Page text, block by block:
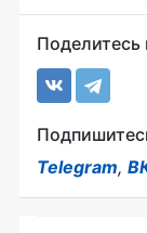
Поделитесь
Telegram,